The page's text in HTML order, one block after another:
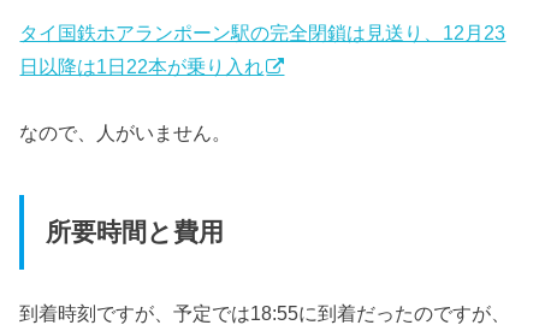
タイ国鉄ホアランポーン駅の完全閉鎖は見送り、12月23
日以降は1日22本が乗り入れ
なので、人がいません。
所要時間と費用
到着時刻ですが、予定では18:55に到着だったのですが、